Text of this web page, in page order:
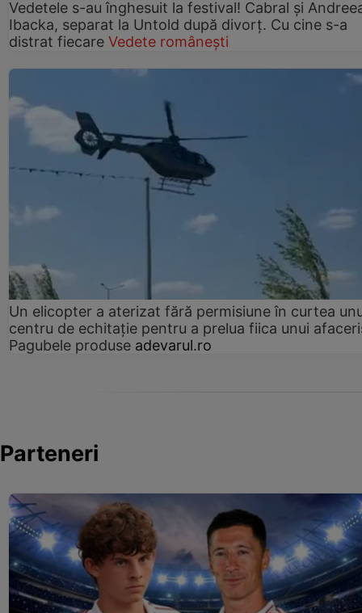
Vedetele s-au înghesuit la festival! Cabral și
Ibacka, separat la Untold după divorț. Cu cine s-a
distrat fiecare Vedete românești
Un elicopter a aterizat fără permisiune în curtea
centru de echitație pentru a prelua fiica unui
Pagubele produse adevarul.ro
Parteneri